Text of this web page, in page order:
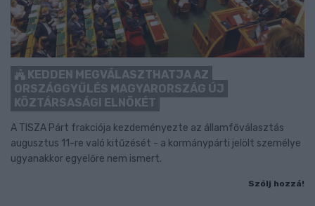
KEDDEN MEGVÁLASZTHATJA AZ
ORSZÁGGYŰLÉS MAGYARORSZÁG ÚJ
KÖZTÁRSASÁGI ELNÖKÉT
A TISZA Párt frakciója kezdeményezte az államfőválasztás
augusztus 11-re való kitűzését - a kormánypárti jelölt személye
ugyanakkor egyelőre nem ismert.
Szólj hozzá!